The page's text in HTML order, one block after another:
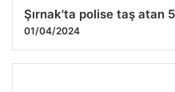
Şırnak'ta polise taş atan
01/04/2024